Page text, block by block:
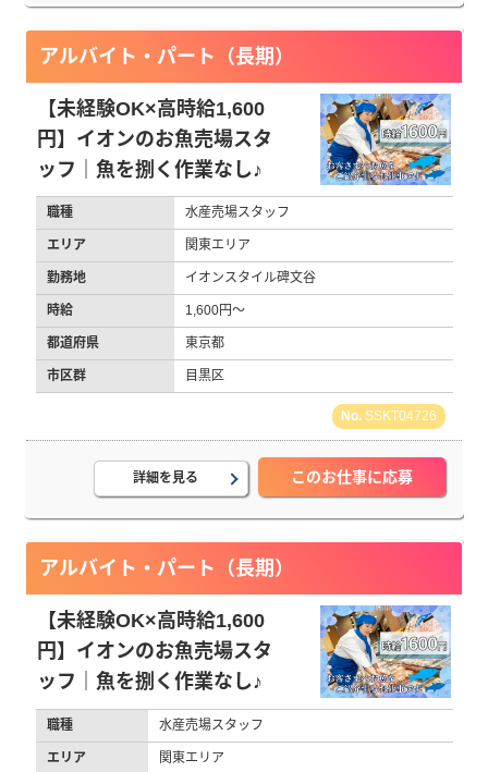
アルバイト・パート（長期）
【未経験OK×高時給1,600
円】イオンのお魚売場スタ
ッフ｜魚を捌く作業なし♪
職種 水産売場スタッフ
エリア 関東エリア
勤務地 イオンスタイル碑文谷
時給 1,600円～
都道府県 東京都
市区群 目黒区
SSKT04726
詳細を見る このお仕事に応募
アルバイト・パート（長期）
【未経験OK×高時給1,600
円】イオンのお魚売場スタ
ッフ｜魚を捌く作業なし♪
職種 水産売場スタッフ
エリア 関東エリア